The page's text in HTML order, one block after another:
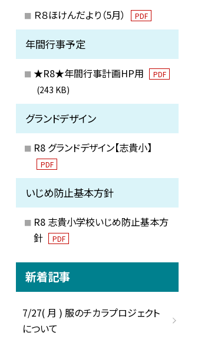
Ｒ８ほけんだより（5月） PDF
年間行事予定
★R8★年間行事計画HP用 PDF
(243 KB)
グランドデザイン
R8 グランドデザイン【志貴小】
PDF
いじめ防止基本方針
R8 志貴小学校いじめ防止基本方
針
PDF
新着記事
7/27( 月 ) 服のチカラプロジェクト
について